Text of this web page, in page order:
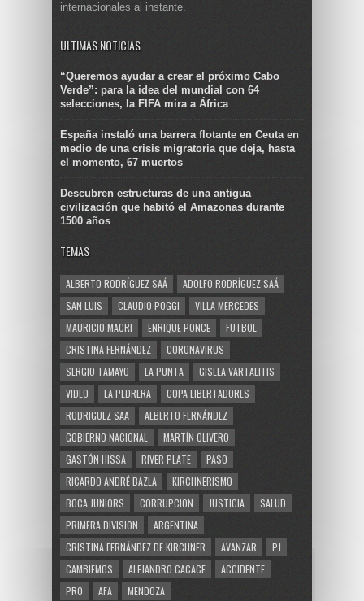
internacionales al instante.
ULTIMAS NOTICIAS
“Queremos ayudar a crear el próximo Cabo
Verde”: para la idea del mundial con 64
selecciones, la FIFA mira a África
España instaló una barrera flotante en Ceuta en
medio de una crisis migratoria que deja, hasta
el momento, 67 muertos
Descubren estructuras de una antigua
civilización que habitó el Amazonas durante
1500 años
TEMAS
ALBERTO RODRÍGUEZ SAÁ
ADOLFO RODRÍGUEZ SAÁ
SAN LUIS
CLAUDIO POGGI
VILLA MERCEDES
MAURICIO MACRI
ENRIQUE PONCE
FUTBOL
CRISTINA FERNÁNDEZ
CORONAVIRUS
SERGIO TAMAYO
LA PUNTA
GISELA VARTALITIS
VIDEO
LA PEDRERA
COPA LIBERTADORES
RODRIGUEZ SAA
ALBERTO FERNÁNDEZ
GOBIERNO NACIONAL
MARTÍN OLIVERO
GASTÓN HISSA
RIVER PLATE
PASO
RICARDO ANDRÉ BAZLA
KIRCHNERISMO
BOCA JUNIORS
CORRUPCION JUSTICIA
SALUD
PRIMERA DIVISION
ARGENTINA
CRISTINA FERNÁNDEZ DE KIRCHNER
AVANZAR
PJ
CAMBIEMOS
ALEJANDRO CACACE
ACCIDENTE
PRO
AFA MENDOZA